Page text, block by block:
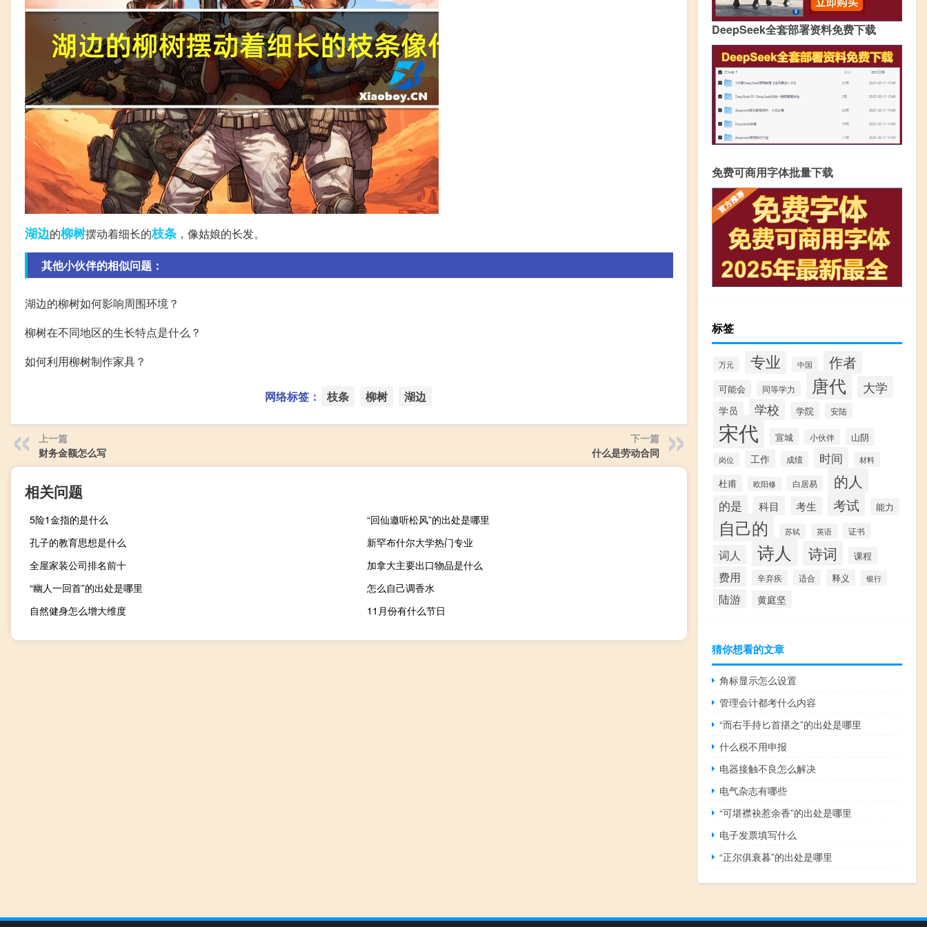
湖边的柳树摆动着细长的枝条 ，像姑娘的长发。
其他小伙伴的相似问题：
湖边的柳树如何影响周围环境？
柳树在不同地区的生长特点是什么？
如何利用柳树制作家具？
网络标签： 枝条 柳树 湖边
上一篇
财务金额怎么写
下一篇
什么是劳动合同
相关问题
5险1金指的是什么
“回仙邀听松风”的出处是哪里
孔子的教育思想是什么
新罕布什尔大学热门专业
全屋家装公司排名前十
加拿大主要出口物品是什么
“幽人一回首”的出处是哪里
怎么自己调香水
自然健身怎么增大维度
11月份有什么节日
DeepSeek全套部署资料免费下载
免费可商用字体批量下载
标签
万元 专业 中国 作者
可能会 同等学力 唐代 大学
学员 学校 学院 安陆
宋代 宣城 小伙伴 山阴
岗位 工作 成绩 时间 材料
杜甫 欧阳修 白居易 的人
的是 科目 考生 考试 能力
自己的 苏轼 英语 证书
词人 诗人 诗词 课程
费用 辛弃疾 适合 释义 银行
陆游 黄庭坚
猜你想看的文章
角标显示怎么设置
管理会计都考什么内容
“而右手持匕首揕之”的出处是哪里
什么税不用申报
电器接触不良怎么解决
电气杂志有哪些
“可堪襟袂惹余香”的出处是哪里
电子发票填写什么
“正尔俱衰暮”的出处是哪里